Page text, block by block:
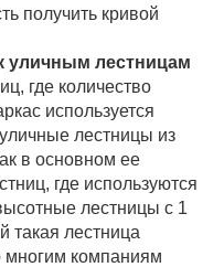
получить кривой
уличным лестницам
где количество
используется
лестницы из
в основном ее
где используются
лестницы с 1
такая лестница
многим компаниям